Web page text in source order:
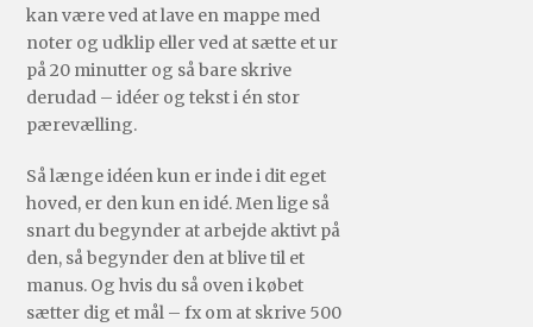
kan være ved at lave en mappe med
noter og udklip eller ved at sætte et ur
på 20 minutter og så bare skrive
derudad – idéer og tekst i én stor
pærevælling.
Så længe idéen kun er inde i dit eget
hoved, er den kun en idé. Men lige så
snart du begynder at arbejde aktivt på
den, så begynder den at blive til et
manus. Og hvis du så oven i købet
sætter dig et mål – fx om at skrive 500